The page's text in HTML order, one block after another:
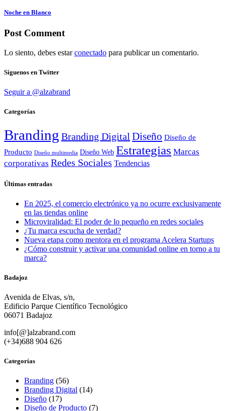
Noche en Blanco
Post Comment
Lo siento, debes estarconectado para publicar un comentario.
Síguenos en Twitter
Seguir a @alzabrand
Categorías
Branding Branding Digital Diseño Diseño de
Producto Diseño multimedia Diseño Web Estrategias Marcas
corporativas Redes Sociales Tendencias
Últimas entradas
En 2025, el comercio electrónico ya no ocurre exclusivamente
en las tiendas online
Microviralidad: El poder de lo pequeño en redes sociales
¿Tu marca escucha de verdad?
Nueva etapa como mentora en el programa Acelera Startups
¿Cómo construir y activar una comunidad online en torno a tu
marca?
Badajoz
Avenida de Elvas, s/n,
Edificio Parque Científico Tecnológico
06071 Badajoz
info[@]alzabrand.com
(+34)688 904 626
Categorías
Branding (56)
Branding Digital (14)
Diseño (17)
Diseño de Producto (7)